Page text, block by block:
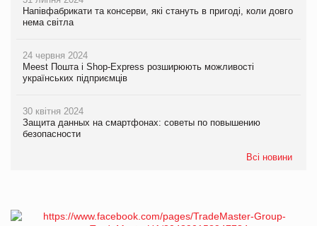
Напівфабрикати та консерви, які стануть в пригоді, коли довго
нема світла
24 червня 2024
Meest Пошта і Shop-Express розширюють можливості
українських підприємців
30 квітня 2024
Защита данных на смартфонах: советы по повышению
безопасности
Всі новини